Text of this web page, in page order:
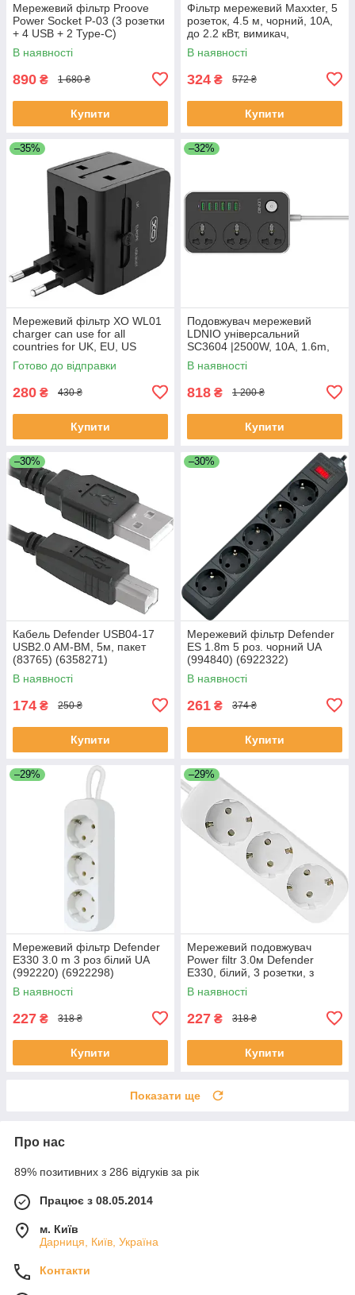
Мережевий фільтр Proove
Power Socket P-03 (3 розетки
+ 4 USB + 2 Type-C)
В наявності
890 ₴ 1 680 ₴
Купити
Фільтр мережевий Maxxter, 5
розеток, 4.5 м, чорний, 10А,
до 2.2 кВт, вимикач,
заземлення, 3x0.5 мм²
(SPM5-G-15B)
В наявності
324 ₴ 572 ₴
Купити
–35%
Мережевий фільтр XO WL01
charger can use for all
countries for UK, EU, US
Чорний
Готово до відправки
280 ₴ 430 ₴
Купити
–32%
Подовжувач мережевий
LDNIO універсальний
SC3604 |2500W, 10A, 1.6m,
6usb, 3.4A|
В наявності
818 ₴ 1 200 ₴
Купити
–30%
Кабель Defender USB04-17
USB2.0 AM-BM, 5м, пакет
(83765) (6358271)
В наявності
174 ₴ 250 ₴
Купити
–30%
Мережевий фільтр Defender
ES 1.8m 5 роз. чорний UA
(994840) (6922322)
В наявності
261 ₴ 374 ₴
Купити
–29%
Мережевий фільтр Defender
E330 3.0 m 3 роз білий UA
(992220) (6922298)
В наявності
227 ₴ 318 ₴
Купити
–29%
Мережевий подовжувач
Power filtr 3.0м Defender
E330, білий, 3 розетки, з
заземленням
В наявності
227 ₴ 318 ₴
Купити
Показати ще
Про нас
89% позитивних з 286 відгуків за рік
Працює з 08.05.2014
м. Київ
Дарниця, Київ, Україна
Контакти